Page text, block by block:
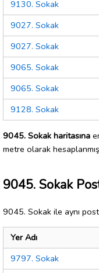
9130. Sokak
9027. Sokak
9027. Sokak
9065. Sokak
9065. Sokak
9128. Sokak
9045. Sokak haritasına
metre olarak
9045. Sokak
9045. Sokak ile aynı
Yer Adı
9797. Sokak